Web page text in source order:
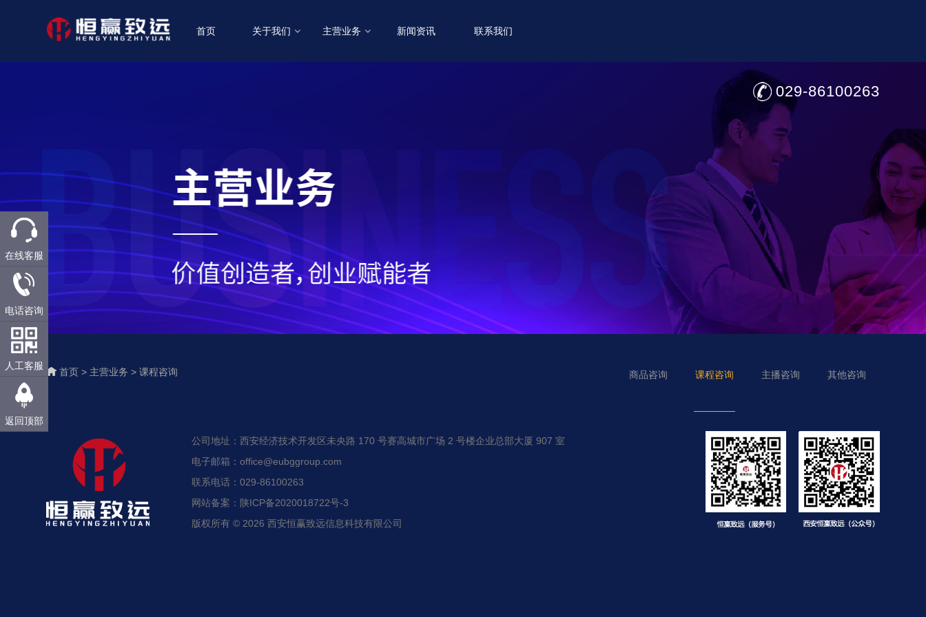
首页 关于我们 主营业务 新闻资讯 联系我们
029-86100263
首页 > 主营业务 >课程咨询 商品咨询 课程咨询 主播咨询 其他咨询
公司地址：西安经济技术开发区未央路 170 号赛高城市广场 2 号楼企业总部大厦 907 室
电子邮箱：office@eubggroup.com
联系电话：029-86100263
网站备案：陕ICP备2020018722号-3
版权所有 © 2026 西安恒赢致远信息科技有限公司
在线客服
电话咨询
人工客服
返回顶部